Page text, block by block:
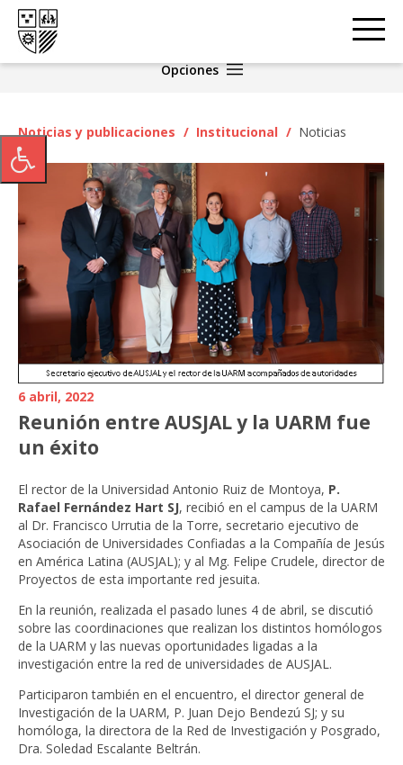
Opciones
Noticias y publicaciones / Institucional / Noticias
6 abril, 2022
Reunión entre AUSJAL y la UARM fue
un éxito
El rector de la Universidad Antonio Ruiz de Montoya, P.
Rafael Fernández Hart SJ, recibió en el campus de la UARM
al Dr. Francisco Urrutia de la Torre, secretario ejecutivo de
Asociación de Universidades Confiadas a la Compañía de Jesús
en América Latina (AUSJAL); y al Mg. Felipe Crudele, director de
Proyectos de esta importante red jesuita.
En la reunión, realizada el pasado lunes 4 de abril, se discutió
sobre las coordinaciones que realizan los distintos homólogos
de la UARM y las nuevas oportunidades ligadas a la
investigación entre la red de universidades de AUSJAL.
Participaron también en el encuentro, el director general de
Investigación de la UARM, P. Juan Dejo Bendezú SJ; y su
homóloga, la directora de la Red de Investigación y Posgrado,
Dra. Soledad Escalante Beltrán.